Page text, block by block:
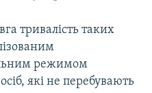
тривалість таких
режимом
які не перебувають